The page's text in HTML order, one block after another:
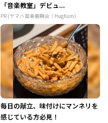
「音楽教室」デビュ...
PR (ヤマハ音楽振興会｜HugKum)
毎日の献立、味付けにマンネリを
感じている方必見！